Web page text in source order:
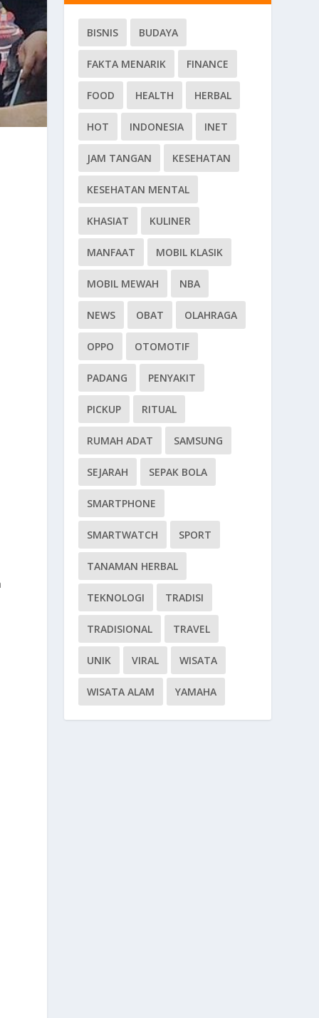
BISNIS BUDAYA
FAKTA MENARIK FINANCE
FOOD HEALTH HERBAL
HOT INDONESIA INET
JAM TANGAN KESEHATAN
KESEHATAN MENTAL
KHASIAT KULINER
MANFAAT MOBIL KLASIK
MOBIL MEWAH NBA
NEWS OBAT OLAHRAGA
OPPO OTOMOTIF
PADANG PENYAKIT
PICKUP RITUAL
RUMAH ADAT SAMSUNG
SEJARAH SEPAK BOLA
SMARTPHONE
SMARTWATCH SPORT
TANAMAN HERBAL
TEKNOLOGI TRADISI
TRADISIONAL TRAVEL
UNIK VIRAL WISATA
WISATA ALAM YAMAHA